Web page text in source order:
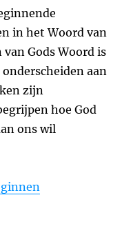
in het Woord van
van Gods Woord is
aan
zijn
hoe God
ons wil